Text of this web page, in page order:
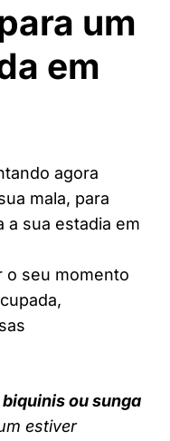
um
em
agora
mala, para
a sua estadia em
o seu momento
ou sunga
estiver